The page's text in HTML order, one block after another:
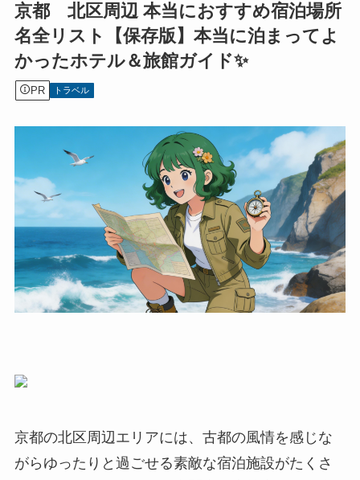
京都 北区周辺 本当におすすめ宿泊場所
名全リスト【保存版】本当に泊まってよ
かったホテル＆旅館ガイド✨
PR トラベル
京都の北区周辺エリアには、古都の風情を感じな
がらゆったりと過ごせる素敵な宿泊施設がたくさ